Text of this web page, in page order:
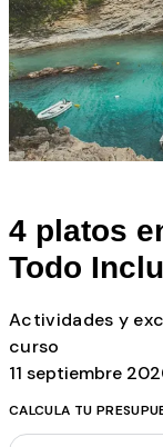
4 platos
Todo
Actividades y
curso
11 septiembre
CALCULA TU